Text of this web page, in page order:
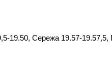
19.50, Сережа 19.57-19.57,5,